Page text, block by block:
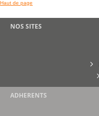
Haut de page
NOS SITES
ADHERENTS